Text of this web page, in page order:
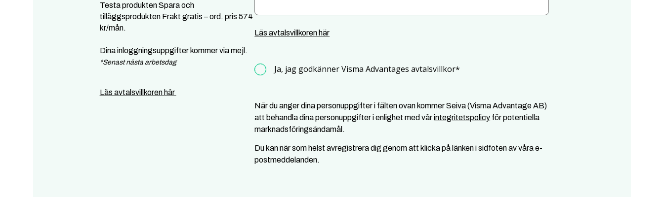
Testa produkten Spara och
tilläggsprodukten Frakt gratis – ord. pris 574
kr/mån.
Dina inloggningsuppgifter kommer via mejl.
*Senast nästa arbetsdag
Läs avtalsvillkoren här
Läs avtalsvillkoren här
Ja, jag godkänner Visma Advantages avtalsvillkor*
När du anger dina personuppgifter i fälten ovan kommer Seiva (Visma Advantage AB)
att behandla dina personuppgifter i enlighet med vårintegritetspolicy för potentiella
marknadsföringsändamål.
Du kan när som helst avregistrera dig genom att klicka på länken i sidfoten av våra e-
postmeddelanden.